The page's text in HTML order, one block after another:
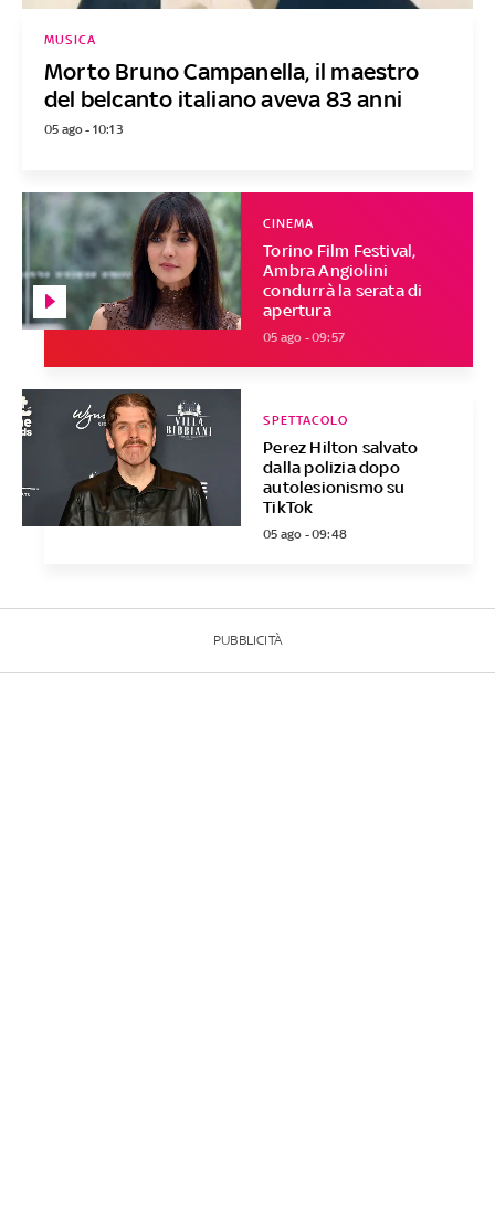
Morto Bruno Campanella, il maestro
del belcanto italiano aveva 83 anni
MUSICA
05 ago - 10:13
Torino Film Festival,
Ambra Angiolini
condurrà la serata di
apertura
CINEMA
05 ago - 09:57
Perez Hilton salvato
dalla polizia dopo
autolesionismo su
TikTok
SPETTACOLO
05 ago - 09:48
PUBBLICITÀ